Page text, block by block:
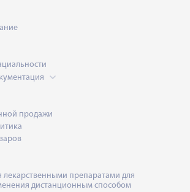
продажи
лекарственными препаратами для
дистанционным способом